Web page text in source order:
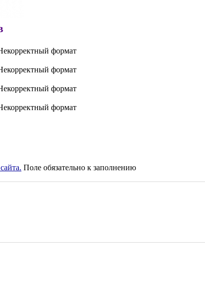
формат
формат
формат
формат
Поле обязательно к заполнению